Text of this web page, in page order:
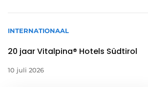
INTERNATIONAAL
20 jaar Vitalpina® Hotels Südtirol
10 juli 2026